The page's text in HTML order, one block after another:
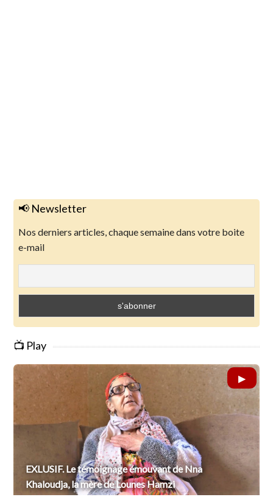
📢 Newsletter
Nos derniers articles, chaque semaine dans votre boite
e-mail
📺 Play
EXLUSIF. Le témoignage émouvant de Nna
Khaloudja, la mère de Lounes Hamzi